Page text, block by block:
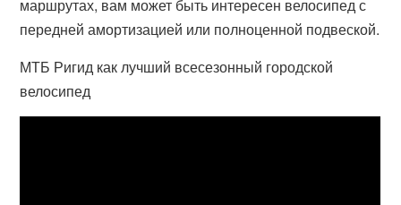
маршрутах, вам может быть интересен велосипед с
передней амортизацией или полноценной подвеской.
МТБ Ригид как лучший всесезонный городской
велосипед